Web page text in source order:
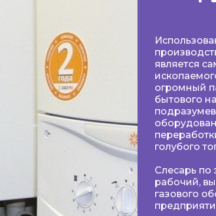
является
огромный
бытового
голубого
Слесарь по
рабочий,
газового